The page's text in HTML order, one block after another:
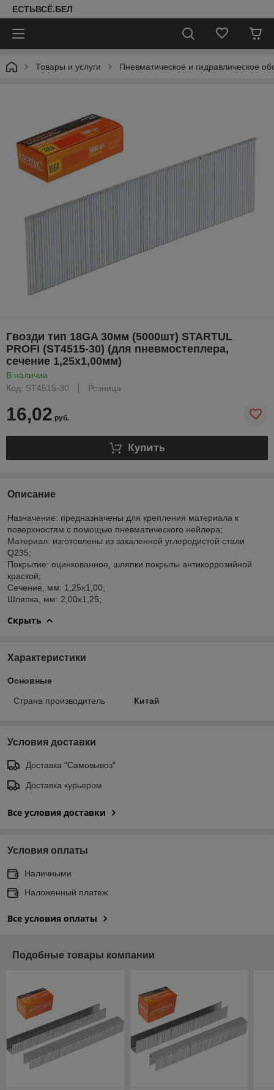
ЕСТЬВСЁ.БЕЛ
Товары и услуги Пневматическое и гидравлическое
Гвозди тип 18GA 30мм (5000шт) STARTUL
PROFI (ST4515-30) (для пневмостеплера,
сечение 1,25х1,00мм)
В наличии
Код: ST4515-30
Розница
16,02 руб.
Купить
Описание
Назначение: предназначены для крепления материала к
поверхностям с помощью пневматического нейлера;
Материал: изготовлены из закаленной углеродистой стали
Q235;
Покрытие: оцинкованное, шляпки покрыты антикоррозийной
краской;
Сечение, мм: 1,25х1,00;
Шляпка, мм: 2,00х1,25;
Скрыть
Характеристики
Основные
Страна производитель Китай
Условия доставки
Доставка "Самовывоз"
Доставка курьером
Все условия доставки
Условия оплаты
Наличными
Наложенный платеж
Все условия оплаты
Подобные товары компании